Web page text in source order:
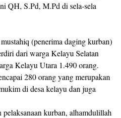
QH, S.Pd, M.Pd di sela-sela
(penerima daging kurban)
dari warga Kelayu Selatan
Kelayu Utara 1.490 orang.
280 orang yang merupakan
di desa kelayu dan juga
kurban, alhamdulillah